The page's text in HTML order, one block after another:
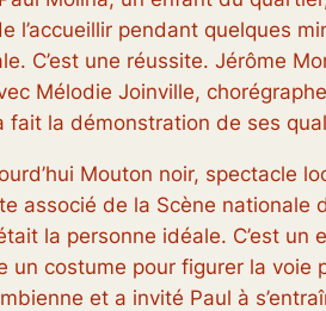
l’accueillir pendant quelques
C’est une réussite. Jérôme
Mélodie Joinville,
fait la démonstration de ses
Mouton noir, spectacle
associé de la Scène
la personne idéale. C’est
costume pour figurer la voie
et a invité Paul à